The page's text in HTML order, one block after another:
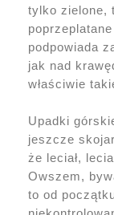
tylko zielone,
podpowiada
jak nad
właściwie
Upadki
jeszcze
że leciał,
Owszem,
to od